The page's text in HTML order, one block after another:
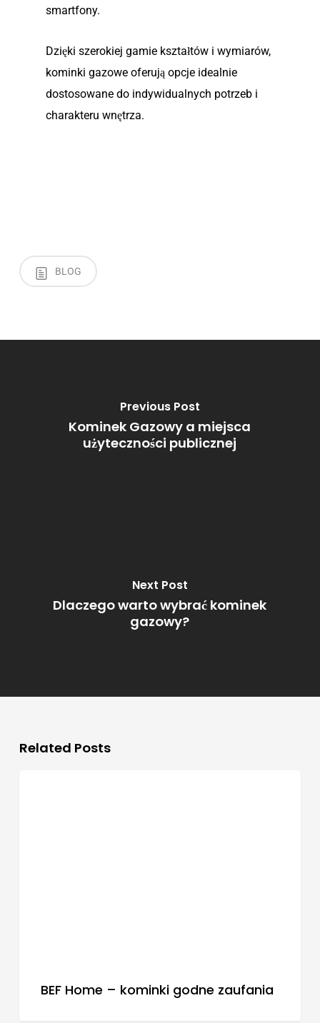
smartfony.
Dzięki szerokiej gamie kształtów i wymiarów,
kominki gazowe oferują opcje idealnie
dostosowane do indywidualnych potrzeb i
charakteru wnętrza.
BLOG
Previous Post
Kominek Gazowy a miejsca
użyteczności publicznej
Next Post
Dlaczego warto wybrać kominek
gazowy?
Related Posts
BEF Home – kominki godne zaufania